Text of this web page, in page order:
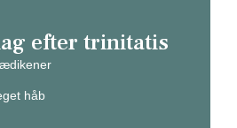
efter trinitatis
håb